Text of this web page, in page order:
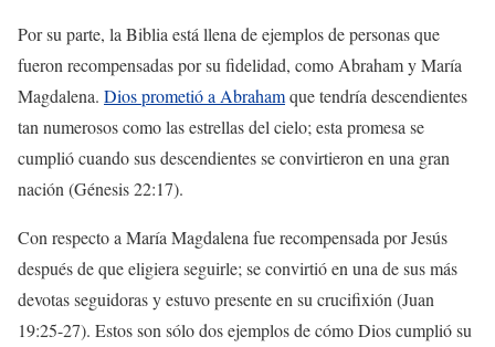
Por su parte, la Biblia está llena de ejemplos de personas que
fueron recompensadas por su fidelidad, como Abraham y María
Magdalena. Dios prometió a Abrahamque tendría descendientes
tan numerosos como las estrellas del cielo; esta promesa se
cumplió cuando sus descendientes se convirtieron en una gran
nación (Génesis 22:17).
Con respecto a María Magdalena fue recompensada por Jesús
después de que eligiera seguirle; se convirtió en una de sus más
devotas seguidoras y estuvo presente en su crucifixión (Juan
19:25-27). Estos son sólo dos ejemplos de cómo Dios cumplió su